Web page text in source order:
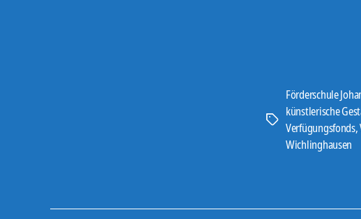
Schlagwörter
Förderschule
künstlerische
Verfügungsfonds,
Wichlinghausen